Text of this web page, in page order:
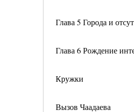
Глава 5 Города и
Глава 6 Рождение
Кружки
Вызов Чаадаева